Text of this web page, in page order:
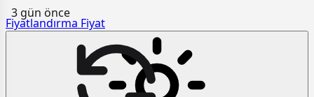
Fiyatlandırma Fiyat
3 gün önce